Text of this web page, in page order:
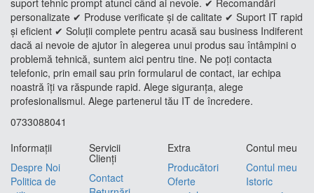
suport tehnic prompt atunci când ai nevoie. ✔ Recomandări
personalizate ✔ Produse verificate și de calitate ✔ Suport IT rapid
și eficient ✔ Soluții complete pentru acasă sau business Indiferent
dacă ai nevoie de ajutor în alegerea unui produs sau întâmpini o
problemă tehnică, suntem aici pentru tine. Ne poți contacta
telefonic, prin email sau prin formularul de contact, iar echipa
noastră îți va răspunde rapid. Alege siguranța, alege
profesionalismul. Alege partenerul tău IT de încredere.
0733088041
Informaţii
Despre Noi
Politica de
Servicii
Clienţi
Contact
Extra
Producători
Oferte
Contul meu
Contul meu
Istoric